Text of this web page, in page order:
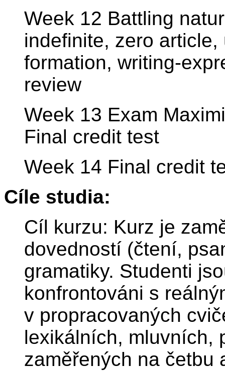
Week 12 Battling
indefinite, zero
formation, writing-
review
Week 13 Exam
Final credit test
Week 14 Final credit
Cíle studia:
Cíl kurzu: Kurz je
dovedností (čtení,
gramatiky. Studenti
konfrontováni s
v propracovaných
lexikálních, mluvních,
zaměřených na četbu